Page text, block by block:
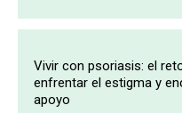
Vivir con psoriasis: el
enfrentar el estigma y
apoyo